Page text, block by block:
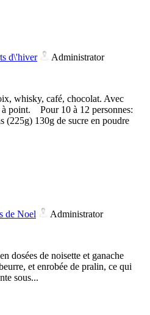
d\'hiver Administrator
whisky, café, chocolat. Avec
point. Pour 10 à 12 personnes:
(225g) 130g de sucre en poudre
de Noel Administrator
dosées de noisette et ganache
et enrobée de pralin, ce qui
sous...